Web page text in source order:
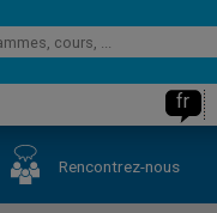
fr
Rencontrez-nous